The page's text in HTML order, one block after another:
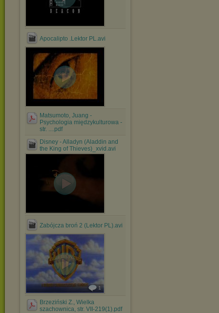
Apocalipto .Lektor PL.avi
Matsumoto, Juang -
Psychologia międzykulturowa -
str. ....pdf
Disney - Alladyn (Aladdin and
the King of Thieves)_xvid.avi
Zabójcza broń 2 (Lektor PL).avi
1
Brzeziński Z., Wielka
szachownica, str. VII-219(1).pdf